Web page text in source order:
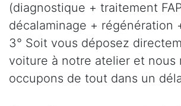
(diagnostique + traitement
décalaminage + régénération
3° Soit vous déposez
voiture à notre atelier et nous
occupons de tout dans un